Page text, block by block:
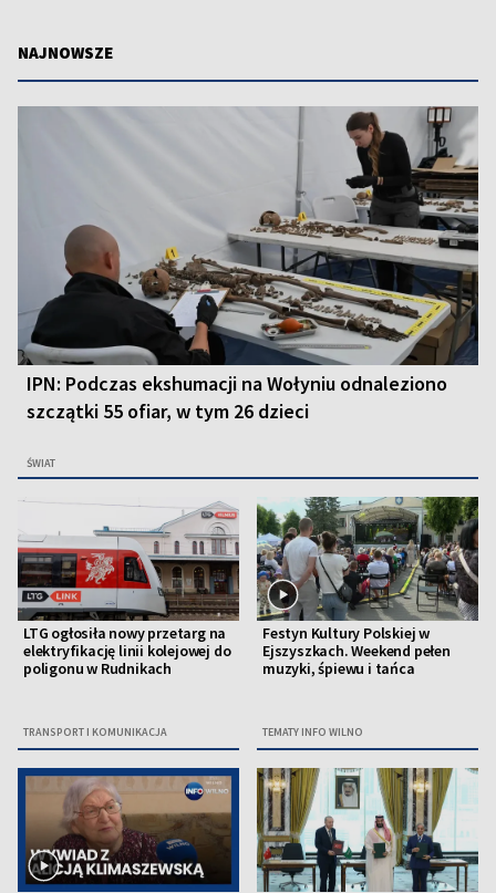
NAJNOWSZE
IPN: Podczas ekshumacji na Wołyniu odnaleziono
szczątki 55 ofiar, w tym 26 dzieci
ŚWIAT
LTG ogłosiła nowy przetarg na
elektryfikację linii kolejowej do
poligonu w Rudnikach
TRANSPORT I KOMUNIKACJA
Festyn Kultury Polskiej w
Ejszyszkach. Weekend pełen
muzyki, śpiewu i tańca
TEMATY INFO WILNO